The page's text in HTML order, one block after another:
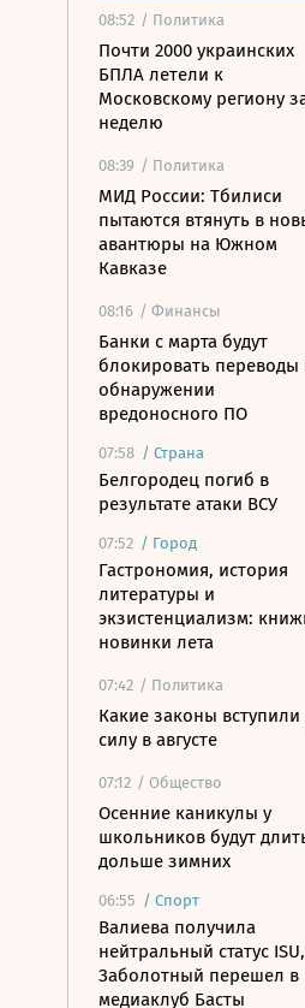
08:52 / Политика
Почти 2000 украинских
БПЛА летели к
Московскому региону
неделю
08:39 / Политика
МИД России: Тбилиси
пытаются втянуть в
авантюры на Южном
Кавказе
08:16 / Финансы
Банки с марта будут
блокировать переводы
обнаружении
вредоносного ПО
07:58 / Страна
Белгородец погиб в
результате атаки ВСУ
07:52 / Город
Гастрономия, история
литературы и
экзистенциализм:
новинки лета
07:42 / Политика
Какие законы вступили
силу в августе
07:12 / Общество
Осенние каникулы у
школьников будут
дольше зимних
06:55 / Спорт
Валиева получила
нейтральный статус ISU,
Заболотный перешел в
медиаклуб Басты